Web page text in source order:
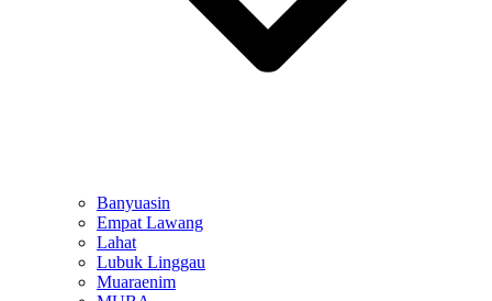
Banyuasin
Empat Lawang
Lahat
Lubuk Linggau
Muaraenim